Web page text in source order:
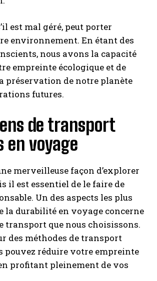
est mal géré, peut porter
environnement. En étant des
nous avons la capacité
empreinte écologique et de
préservation de notre planète
futures.
de transport
en voyage
merveilleuse façon d’explorer
il est essentiel de le faire de
Un des aspects les plus
la durabilité en voyage concerne
transport que nous choisissons.
des méthodes de transport
pouvez réduire votre empreinte
profitant pleinement de vos